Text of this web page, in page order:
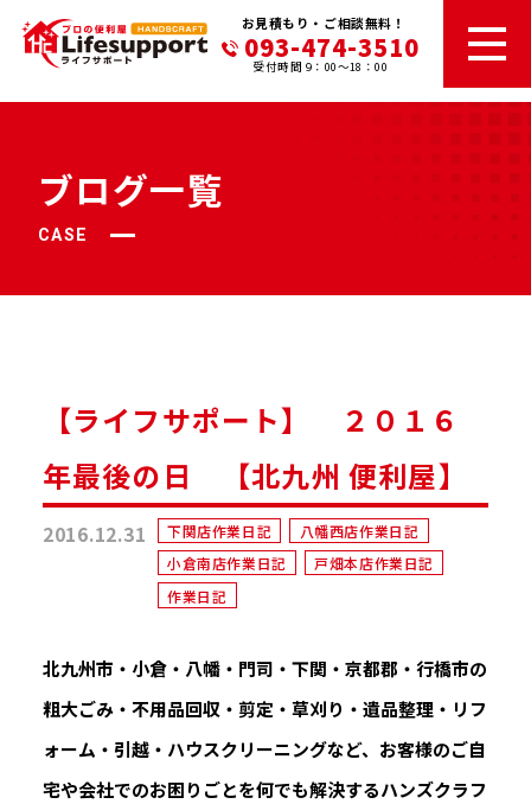
お見積もり・ご相談無料！
093-474-3510
受付時間 9：00～18：00
ブログ一覧
CASE
【ライフサポート】 ２０１６
年最後の日 【北九州 便利屋】
2016.12.31 下関店作業日記
八幡西店作業日記
小倉南店作業日記
戸畑本店作業日記
作業日記
北九州市・小倉・八幡・門司・下関・京都郡・行橋市の
粗大ごみ・不用品回収・剪定・草刈り・遺品整理・リフ
ォーム・引越・ハウスクリーニングなど、お客様のご自
宅や会社でのお困りごとを何でも解決するハンズクラフ